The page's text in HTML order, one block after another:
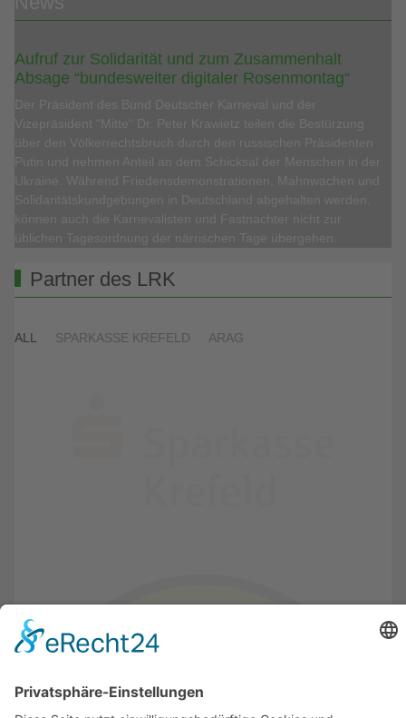
Aufruf zur Solidarität und zum Zusammenhalt
Absage “bundesweiter digitaler Rosenmontag“
Partner des LRK
ALL SPARKASSE KREFELD ARAG